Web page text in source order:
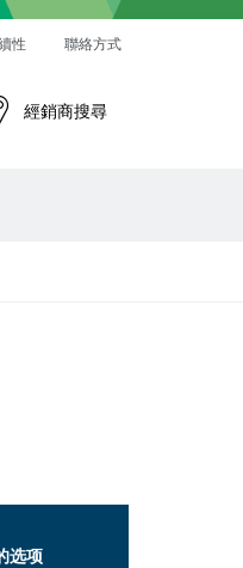
性 聯絡方式
經銷商搜尋
选项